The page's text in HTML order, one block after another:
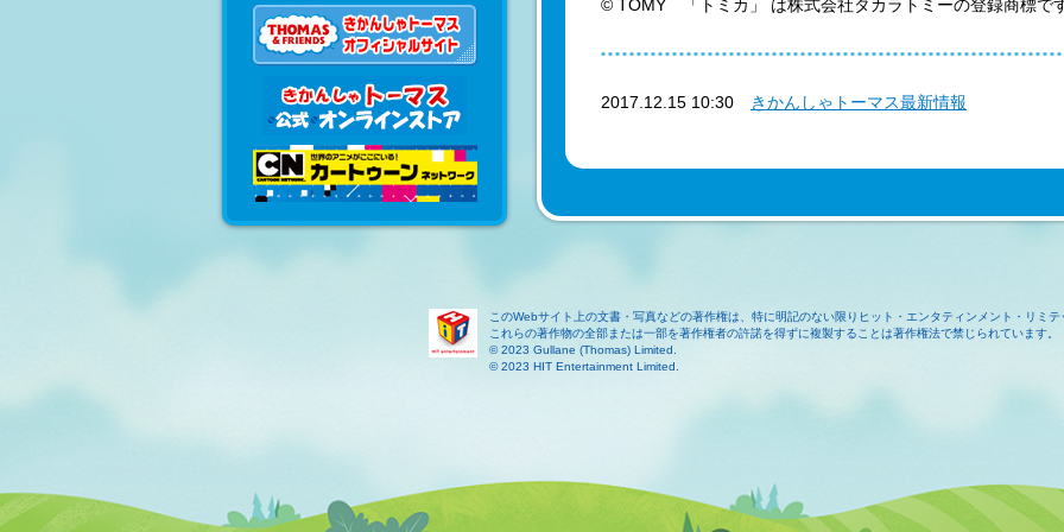
© TOMY 「トミカ」 は株式会社タカラトミーの登録商標で
2017.12.15 10:30 きかんしゃトーマス最新情報
このWebサイト上の文書・写真などの著作権は、特に明記のない限りヒット・エンタティンメント・リミ
これらの著作物の全部または一部を著作権者の許諾を得ずに複製することは著作権法で禁じられています。
© 2023 Gullane (Thomas) Limited.
© 2023 HIT Entertainment Limited.